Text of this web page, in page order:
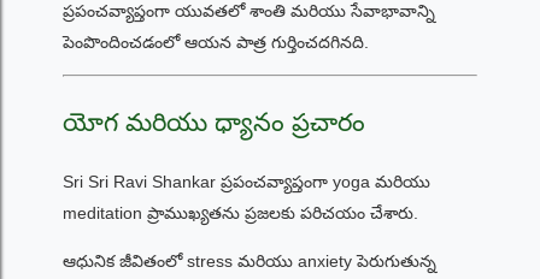
ప్రపంచవ్యాప్తంగా యువతలో శాంతి మరియు సేవాభావాన్ని
పెంపొందించడంలో ఆయన పాత్ర గుర్తించదగినది.
యోగ మరియు ధ్యానం ప్రచారం
Sri Sri Ravi Shankar ప్రపంచవ్యాప్తంగా yoga మరియు
meditation ప్రాముఖ్యతను ప్రజలకు పరిచయం చేశారు.
ఆధునిక జీవితంలో stress మరియు anxiety పెరుగుతున్న